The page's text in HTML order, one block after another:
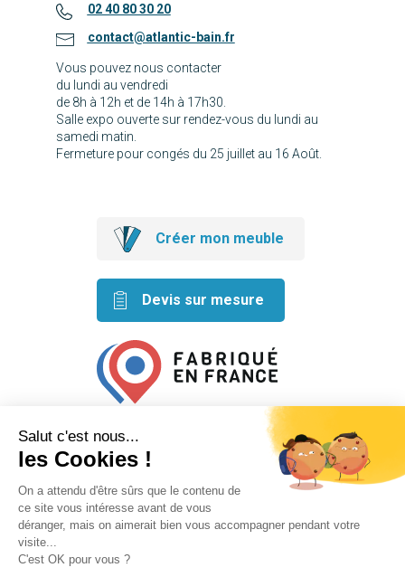
02 40 80 30 20
contact@atlantic-bain.fr
Vous pouvez nous contacter
du lundi au vendredi
de 8h à 12h et de 14h à 17h30.
Salle expo ouverte sur rendez-vous du lundi au
samedi matin.
Fermeture pour congés du 25 juillet au 16 Août.
Créer mon meuble
Devis sur mesure
Retrouvez nos idées créatives
sur les réseaux